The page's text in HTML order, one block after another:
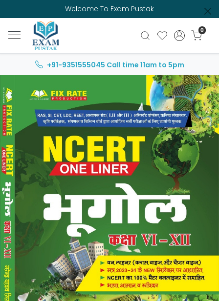
Welcome To Exam Pustak
0
+91-9351555045 Call time 11am to 5pm